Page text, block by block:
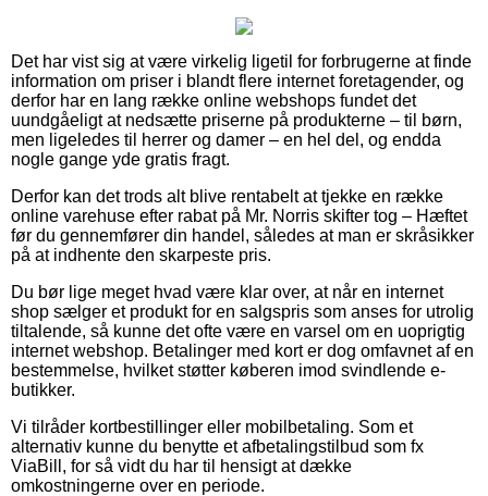
Det har vist sig at være virkelig ligetil for forbrugerne at finde
information om priser i blandt flere internet foretagender, og
derfor har en lang række online webshops fundet det
uundgåeligt at nedsætte priserne på produkterne – til børn,
men ligeledes til herrer og damer – en hel del, og endda
nogle gange yde gratis fragt.
Derfor kan det trods alt blive rentabelt at tjekke en række
online varehuse efter rabat på Mr. Norris skifter tog – Hæftet
før du gennemfører din handel, således at man er skråsikker
på at indhente den skarpeste pris.
Du bør lige meget hvad være klar over, at når en internet
shop sælger et produkt for en salgspris som anses for utrolig
tiltalende, så kunne det ofte være en varsel om en uoprigtig
internet webshop. Betalinger med kort er dog omfavnet af en
bestemmelse, hvilket støtter køberen imod svindlende e-
butikker.
Vi tilråder kortbestillinger eller mobilbetaling. Som et
alternativ kunne du benytte et afbetalingstilbud som fx
ViaBill, for så vidt du har til hensigt at dække
omkostningerne over en periode.